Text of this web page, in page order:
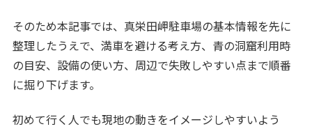
そのため本記事では、真栄田岬駐車場の基本情報を先に
整理したうえで、満車を避ける考え方、青の洞窟利用時
の目安、設備の使い方、周辺で失敗しやすい点まで順番
に掘り下げます。
初めて行く人でも現地の動きをイメージしやすいよう